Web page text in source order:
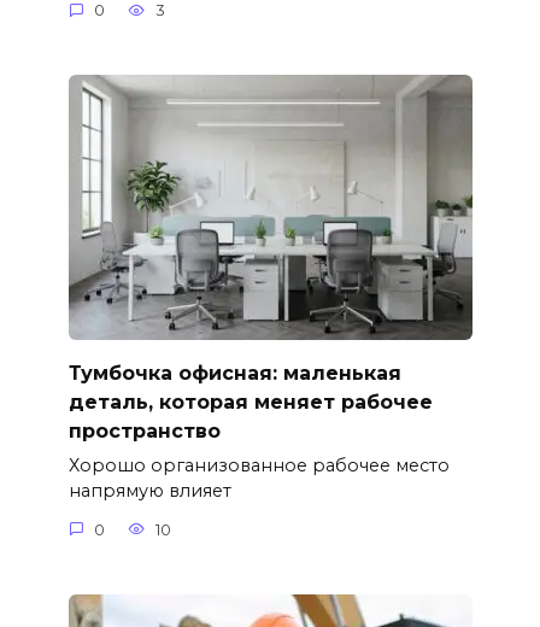
0 3
Тумбочка офисная: маленькая
деталь, которая меняет рабочее
пространство
Хорошо организованное рабочее место
напрямую влияет
0 10